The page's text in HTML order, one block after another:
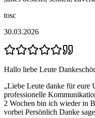
tosc
30.03.2026
Hallo liebe Leute
„Liebe Leute danke für eure
professionelle
2 Wochen bin ich wieder in
vorbei Persönlich Danke